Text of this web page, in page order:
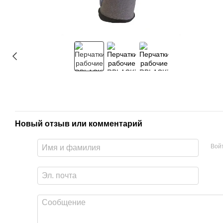
Новый отзыв или комментарий